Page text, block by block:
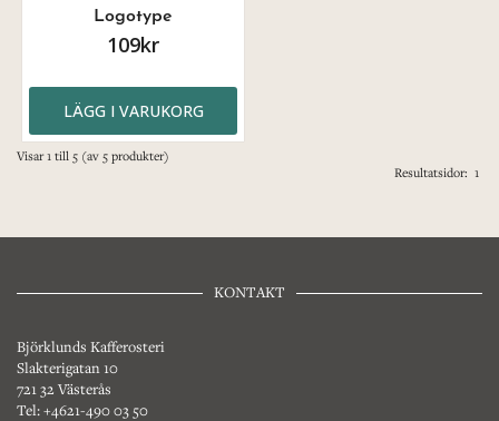
Logotype
109kr
LÄGG I VARUKORG
Visar1 till 5 (av 5 produkter)
Resultatsidor: 1
KONTAKT
Björklunds Kafferosteri
Slakterigatan 10
721 32 Västerås
Tel: +4621-490 03 50